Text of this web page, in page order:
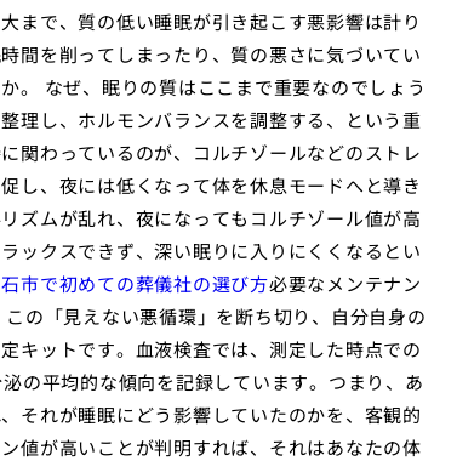
まで、質の低い睡眠が引き起こす悪影響は計り
間を削ってしまったり、質の悪さに気づいてい
。 なぜ、眠りの質はここまで重要なのでしょう
理し、ホルモンバランスを調整する、という重
関わっているのが、コルチゾールなどのストレ
し、夜には低くなって体を休息モードへと導き
ズムが乱れ、夜になってもコルチゾール値が高
ックスできず、深い眠りに入りにくくなるとい
市で初めての葬儀社の選び方必要なメンテナン
の「見えない悪循環」を断ち切り、自分自身の
キットです。血液検査では、測定した時点での
の平均的な傾向を記録しています。つまり、あ
それが睡眠にどう影響していたのかを、客観的
値が高いことが判明すれば、それはあなたの体